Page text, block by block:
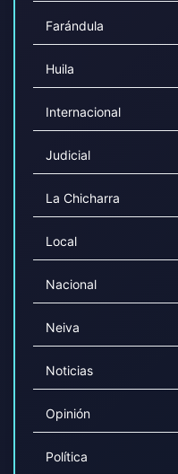
Farándula
Huila
Internacional
Judicial
La Chicharra
Local
Nacional
Neiva
Noticias
Opinión
Política